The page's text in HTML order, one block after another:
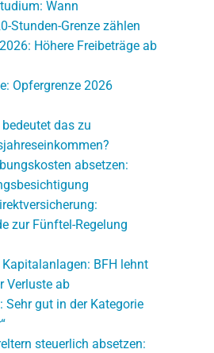
Wann
Stunden-Grenze zählen
Höhere Freibeträge ab
Opfergrenze 2026
das zu
absetzen:
zur Fünftel-Regelung
BFH lehnt
Verluste ab
Sehr gut in der Kategorie
steuerlich absetzen: